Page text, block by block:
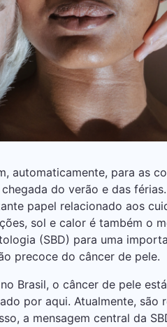
automaticamente, para as
do verão e das
papel relacionado aos
sol e calor é também o
(SBD) para uma
precoce do câncer de pele.
Brasil, o câncer de pele
por aqui. Atualmente, são
a mensagem central da